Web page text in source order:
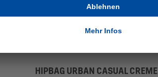
HIPBAG URBAN CASUAL CREME